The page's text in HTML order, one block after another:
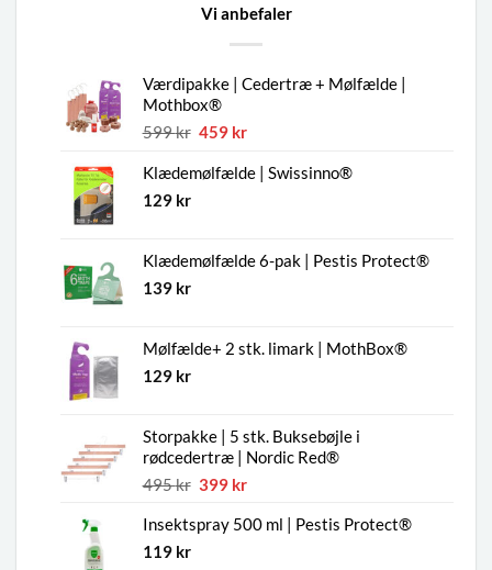
Vi anbefaler
Værdipakke | Cedertræ + Mølfælde |
Mothbox®
599kr Den
pris
459 krDen
pris
Klædemølfælde | Swissinno®
129 kr
Klædemølfælde 6-pak | Pestis Protect®
139 kr
Mølfælde+ 2 stk. limark | MothBox®
129 kr
Storpakke | 5 stk. Buksebøjle i
rødcedertræ | Nordic Red®
495kr Den
pris
399 krDen
pris
Insektspray 500 ml | Pestis Protect®
119 kr